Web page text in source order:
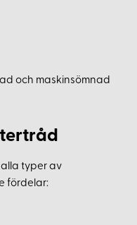
och maskinsömnad
typer av
fördelar: